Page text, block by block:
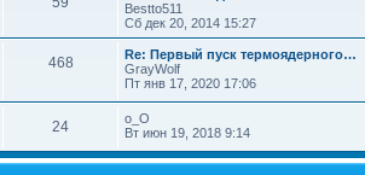
Bestto511
Сб дек 20, 2014 15:27
468
Re: Первый пуск термоядерного…
GrayWolf
Пт янв 17, 2020 17:06
24
o_O
Вт июн 19, 2018 9:14